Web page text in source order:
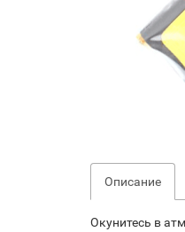
Описание
Окунитесь в